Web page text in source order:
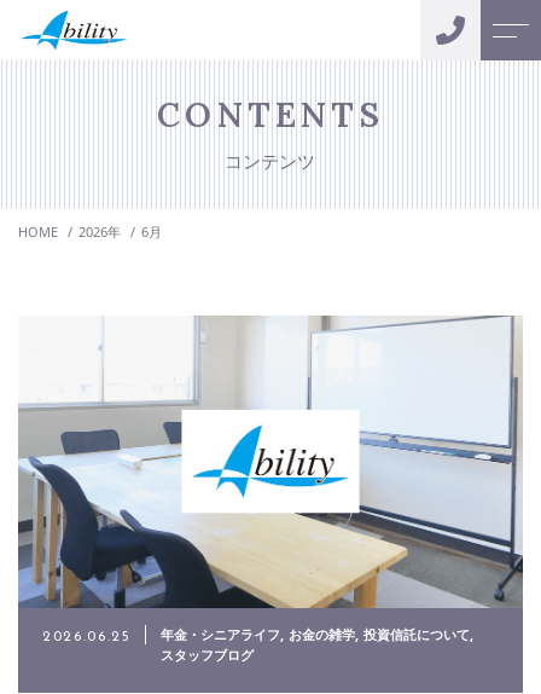
アビリティについて
サポートメニュー
コンテンツ
お電話でのお問い合わせ
03-3863-3005
CONTENTS
コンテンツ
HOME 2026年 6月
2026.06.25 年金・シニアライフ お金の雑学 投資信託について
スタッフブログ